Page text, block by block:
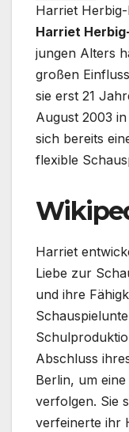
Harriet
Harriet
jungen Alters
großen
sie erst 21
August 2003
sich bereits
flexible
Harriet
Liebe zur
und ihre
Abschluss
Berlin, um
verfolgen. Sie
verfeinerte ihr